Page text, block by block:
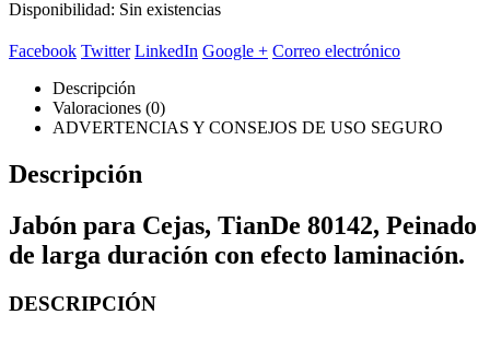
Disponibilidad: Sin existencias
Facebook Twitter LinkedIn Google + Correo electrónico
Descripción
Valoraciones (0)
ADVERTENCIAS Y CONSEJOS DE USO SEGURO
Descripción
Jabón para Cejas, TianDe 80142, Peinado
de larga duración con efecto laminación.
DESCRIPCIÓN